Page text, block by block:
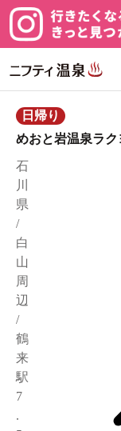
日帰り
めおと岩温泉ラク
石
川
県
/
白
山
周
辺
/
鶴
来
駅
7
.